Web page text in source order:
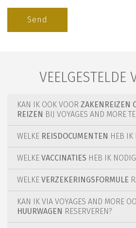
VEELGESTELDE
KAN IK OOK VOOR ZAKENREIZEN
REIZEN BIJ VOYAGES AND MORE
WELKE REISDOCUMENTEN HEB IK
WELKE VACCINATIES HEB IK
WELKE VERZEKERINGSFORMULE
KAN IK VIA VOYAGES AND MORE
HUURWAGEN RESERVEREN?